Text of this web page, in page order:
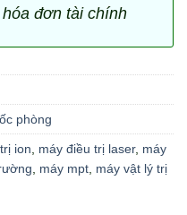
đơn tài chính
phòng
ion máy điều trị laser, máy
máy mpt máy vật lý trị